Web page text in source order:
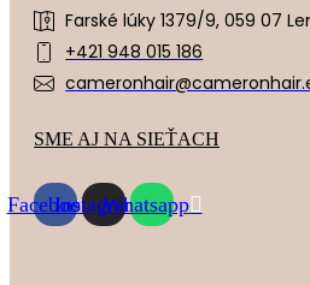
Farské lúky 1379/9, 059 07
+421 948 015 186
SME AJ NA SIEŤACH
FacebookInstagramWhatsapp